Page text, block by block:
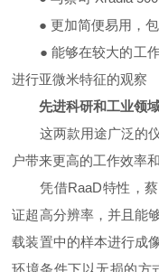
● 更加简便易用，包
● 能够在较大的工作
进行亚微米特征的观察
先进科研和工业领
这两款用途广泛的仪
户带来更高的工作效率
凭借RaaD特性，蔡
证超高分辨率，并且能
载装置中的样本进行成
环境条件下以无损的方